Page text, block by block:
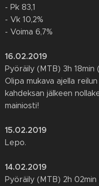
- Pk 83,1
- Vk 10,2%
- Voima 6,7%
16.02.2019
Pyöräily (MTB) 3h 18min
Olipa mukava ajella
kahdeksan jälkeen
mainiosti!
15.02.2019
Lepo.
14.02.2019
Pyöräily (MTB) 2h 02min